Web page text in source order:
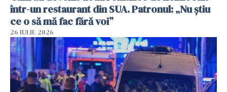
într-un restaurant din SUA. Patronul: „Nu știu
ce o să mă fac fără voi”
26 IULIE 2026